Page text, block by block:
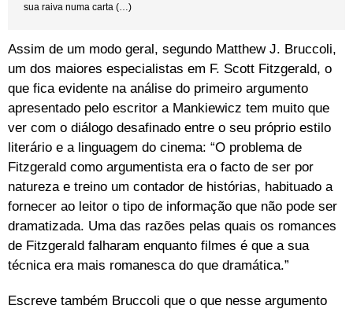
sua raiva numa carta (…)
Assim de um modo geral, segundo Matthew J. Bruccoli,
um dos maiores especialistas em F. Scott Fitzgerald, o
que fica evidente na análise do primeiro argumento
apresentado pelo escritor a Mankiewicz tem muito que
ver com o diálogo desafinado entre o seu próprio estilo
literário e a linguagem do cinema: “O problema de
Fitzgerald como argumentista era o facto de ser por
natureza e treino um contador de histórias, habituado a
fornecer ao leitor o tipo de informação que não pode ser
dramatizada. Uma das razões pelas quais os romances
de Fitzgerald falharam enquanto filmes é que a sua
técnica era mais romanesca do que dramática.”
Escreve também Bruccoli que o que nesse argumento